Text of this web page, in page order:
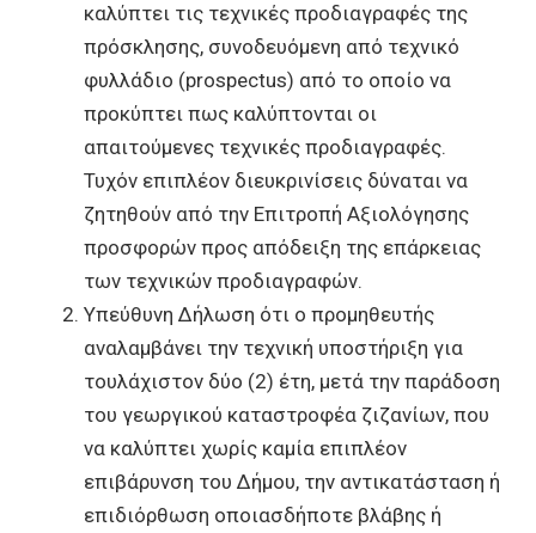
καλύπτει τις τεχνικές προδιαγραφές της
πρόσκλησης, συνοδευόμενη από τεχνικό
φυλλάδιο (prospectus) από το οποίο να
προκύπτει πως καλύπτονται οι
απαιτούμενες τεχνικές προδιαγραφές.
Τυχόν επιπλέον διευκρινίσεις δύναται να
ζητηθούν από την Επιτροπή Αξιολόγησης
προσφορών προς απόδειξη της επάρκειας
των τεχνικών προδιαγραφών.
Υπεύθυνη Δήλωση ότι ο προμηθευτής
αναλαμβάνει την τεχνική υποστήριξη για
τουλάχιστον δύο (2) έτη, μετά την παράδοση
του γεωργικού καταστροφέα ζιζανίων, που
να καλύπτει χωρίς καμία επιπλέον
επιβάρυνση του Δήμου, την αντικατάσταση ή
επιδιόρθωση οποιασδήποτε βλάβης ή